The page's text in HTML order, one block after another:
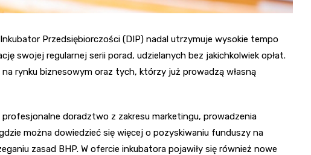
Przedsiębiorczości (DIP) nadal utrzymuje wysokie tempo
swojej regularnej serii porad, udzielanych bez jakichkolwiek opłat.
rynku biznesowym oraz tych, którzy już prowadzą własną
doradztwo z zakresu marketingu, prowadzenia
można dowiedzieć się więcej o pozyskiwaniu funduszy na
zasad BHP. W ofercie inkubatora pojawiły się również nowe